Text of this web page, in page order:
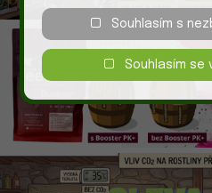
Souhlasím s
Souhlasím se